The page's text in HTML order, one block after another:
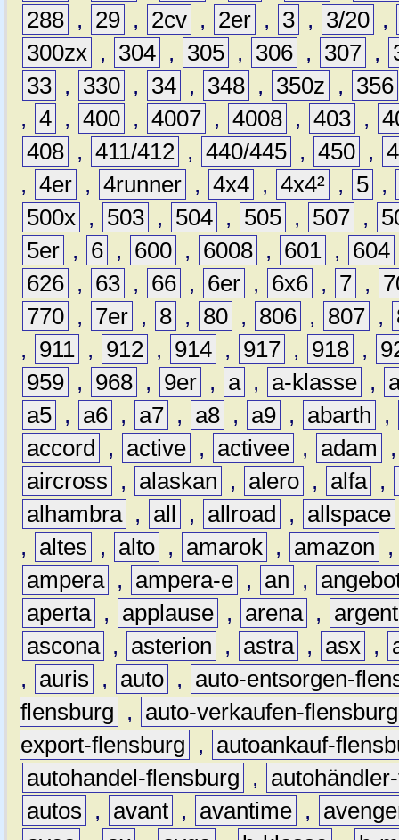
288 , 29 , 2cv , 2er , 3 , 3/20 ,
300zx , 304 , 305 , 306 , 307 ,
33 , 330 , 34 , 348 , 350z ,
356
, 4 , 400 , 4007 , 4008 , 403 ,
408 , 411/412 , 440/445 , 450 ,
, 4er , 4runner , 4x4 , 4x4² , 5 ,
500x , 503 , 504 , 505 , 507 ,
5er , 6 , 600 , 6008 , 601 , 604
626 , 63 , 66 , 6er , 6x6 , 7 ,
770 , 7er , 8 , 80 , 806 , 807 ,
,
911 , 912 , 914 , 917 , 918 ,
959 , 968 , 9er , a , a-klasse ,
a5 , a6 , a7 , a8 , a9 , abarth
,
accord
, active , activee , adam
aircross
, alaskan , alero , alfa ,
alhambra , all , allroad , allspace
,
altes , alto , amarok , amazon
ampera , ampera-e , an ,
aperta , applause , arena ,
ascona , asterion , astra , asx ,
,
auris , auto ,
auto-entsorgen-
flensburg
,
auto-verkaufen-flensburg
export-flensburg
,
autoankauf-
autohandel-flensburg
,
autos
, avant , avantime ,